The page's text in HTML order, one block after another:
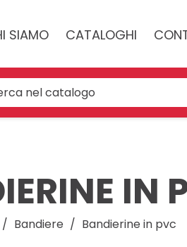
SIAMO CATALOGHI
IN
Bandiere Bandierine in pvc